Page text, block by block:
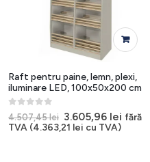
Raft pentru paine, lemn, plexi,
iluminare LED, 100x50x200 cm
0 out of 5
4.507,45lei Prețul
inițial
3.605,96 leiPrețul
curent
fără
TVA (4.363,21 lei cu TVA)